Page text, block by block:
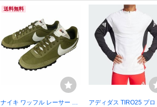
送料無料
ナイキ ワッフル レーサー 29
アディダス TIRO25 プロ